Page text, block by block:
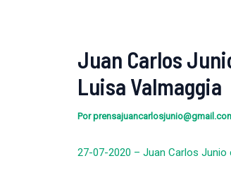
Juan Carlos
Luisa Valmaggia
Por
27-07-2020 – Juan Carlos Junio